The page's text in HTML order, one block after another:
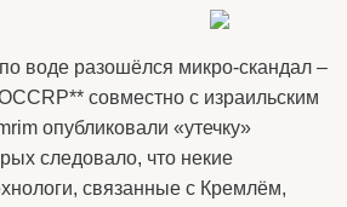
воде разошёлся микро-скандал –
совместно с израильским
опубликовали «утечку»
следовало, что некие
связанные с Кремлём,